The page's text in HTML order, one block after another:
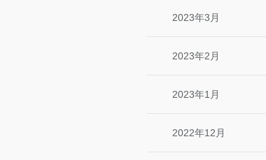
2023年3月
2023年2月
2023年1月
2022年12月